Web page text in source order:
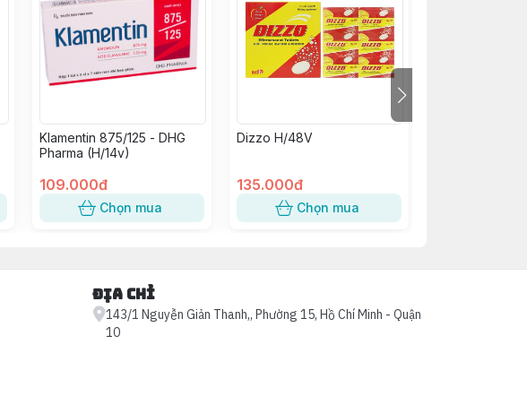
Klamentin 875/125 - DHG
Pharma (H/14v)
109.000đ
Chọn mua
Dizzo H/48V
135.000đ
Chọn mua
Địa chỉ
143/1 Nguyễn Giản Thanh,, Phường 15, Hồ Chí Minh - Quận
10